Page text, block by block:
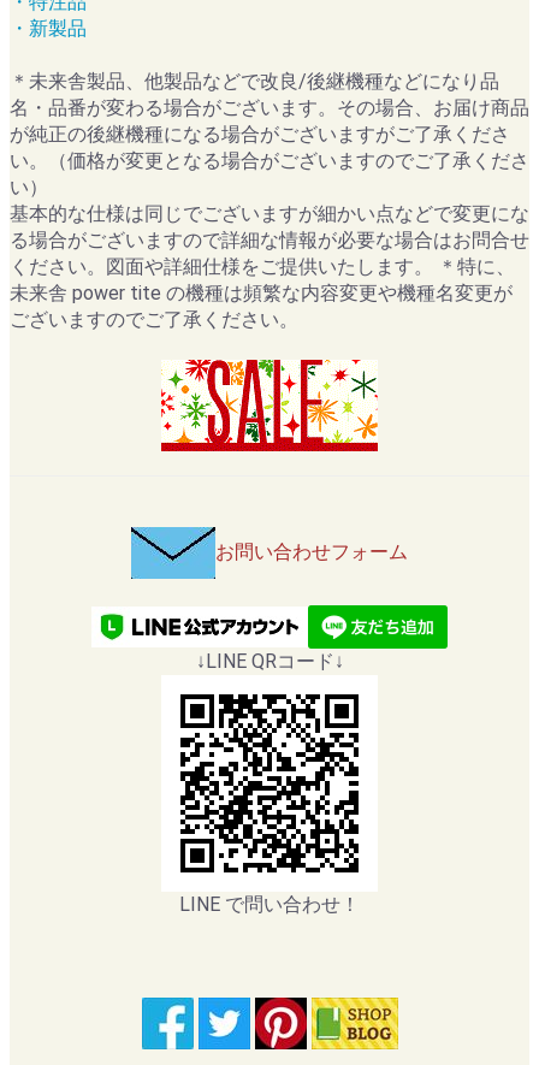
・新製品
＊未来舎製品、他製品などで改良/後継機種などになり品
名・品番が変わる場合がございます。その場合、お届け商品
が純正の後継機種になる場合がございますがご了承くださ
い。（価格が変更となる場合がございますのでご了承くださ
い）
基本的な仕様は同じでございますが細かい点などで変更にな
る場合がございますので詳細な情報が必要な場合はお問合せ
ください。図面や詳細仕様をご提供いたします。 ＊特に、
未来舎 power tite の機種は頻繁な内容変更や機種名変更が
ございますのでご了承ください。
お問い合わせフォーム
↓LINE QRコード↓
LINE で問い合わせ！